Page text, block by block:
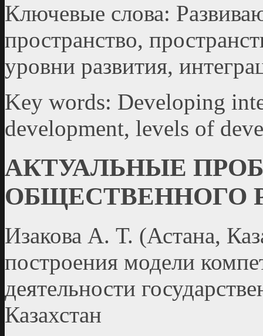
Ключевые слова:
пространство,
уровни развития,
Key words: Developing
development, levels of
АКТУАЛЬНЫЕ
ОБЩЕСТВЕННОГО
Изакова А. Т. (Астана,
построения модели
деятельности
Казахстан